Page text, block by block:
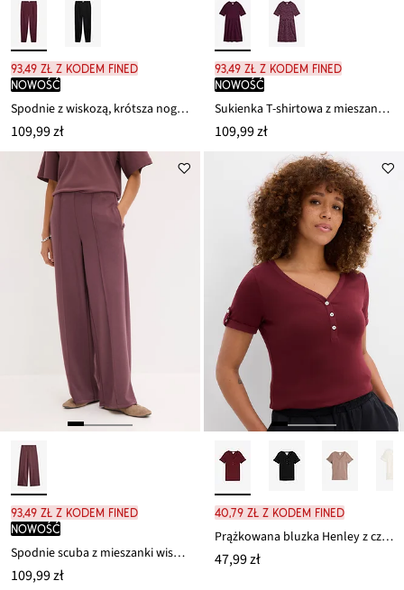
93,49 zł z kodem FINED
nowość
Spodnie z wiskozą, krótsza nogawka
109,99 zł
93,49 zł z kodem FINED
nowość
Sukienka T-shirtowa z mieszanki bawełny i elastanu
109,99 zł
93,49 zł z kodem FINED
nowość
Spodnie scuba z mieszanki wiskozy
109,99 zł
40,79 zł z kodem FINED
Prążkowana bluzka Henley z czystej bawełny
47,99 zł